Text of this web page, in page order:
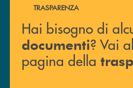
Hai bisogno di alcuni
TRASPARENZA
Hai bisogno di
documenti? Vai
pagina della